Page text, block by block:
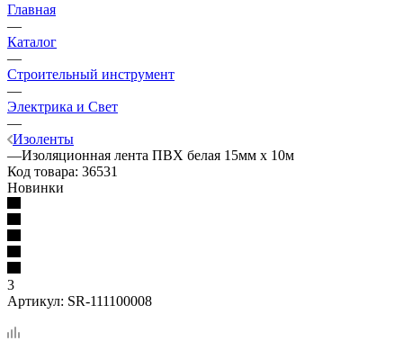
Главная
—
Каталог
—
Строительный инструмент
—
Электрика и Свет
—
Изоленты
—Изоляционная лента ПВХ белая 15мм х 10м
Код товара: 36531
Новинки
3
Артикул: SR-111100008